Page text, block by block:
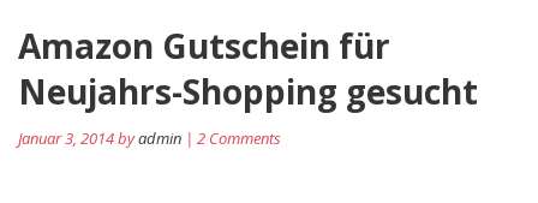
Amazon Gutschein für
Neujahrs-Shopping gesucht
Januar 3, 2014 byadmin | 2 Comments